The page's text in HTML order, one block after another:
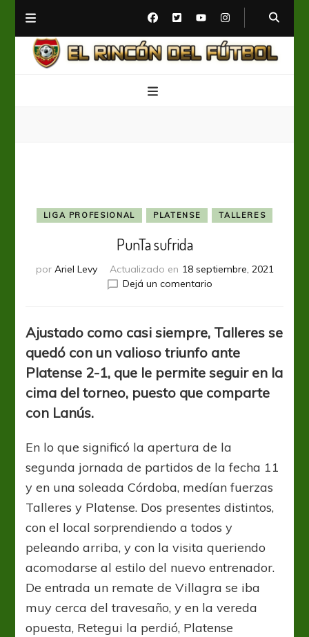
LIGA PROFESIONAL PLATENSE TALLERES
PunTa sufrida
por Ariel Levy Actualizado en 18 septiembre, 2021
Dejá un comentarioen
Ajustado como casi siempre, Talleres se
quedó con un valioso triunfo ante
Platense 2-1, que le permite seguir en la
cima del torneo, puesto que comparte
con Lanús.
En lo que significó la apertura de la
segunda jornada de partidos de la fecha 11
y en una soleada Córdoba, medían fuerzas
Talleres y Platense. Dos presentes distintos,
con el local sorprendiendo a todos y
peleando arriba, y con la visita queriendo
acomodarse al estilo del nuevo entrenador.
De entrada un remate de Villagra se iba
muy cerca del travesaño, y en la vereda
opuesta, Retegui la perdió, Platense